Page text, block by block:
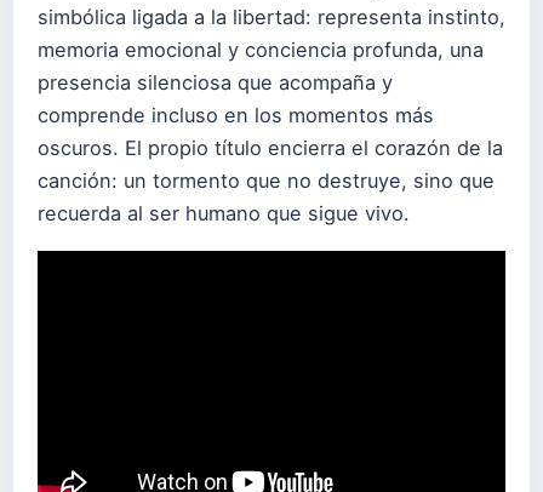
simbólica ligada a la libertad: representa instinto,
memoria emocional y conciencia profunda, una
presencia silenciosa que acompaña y
comprende incluso en los momentos más
oscuros. El propio título encierra el corazón de la
canción: un tormento que no destruye, sino que
recuerda al ser humano que sigue vivo.